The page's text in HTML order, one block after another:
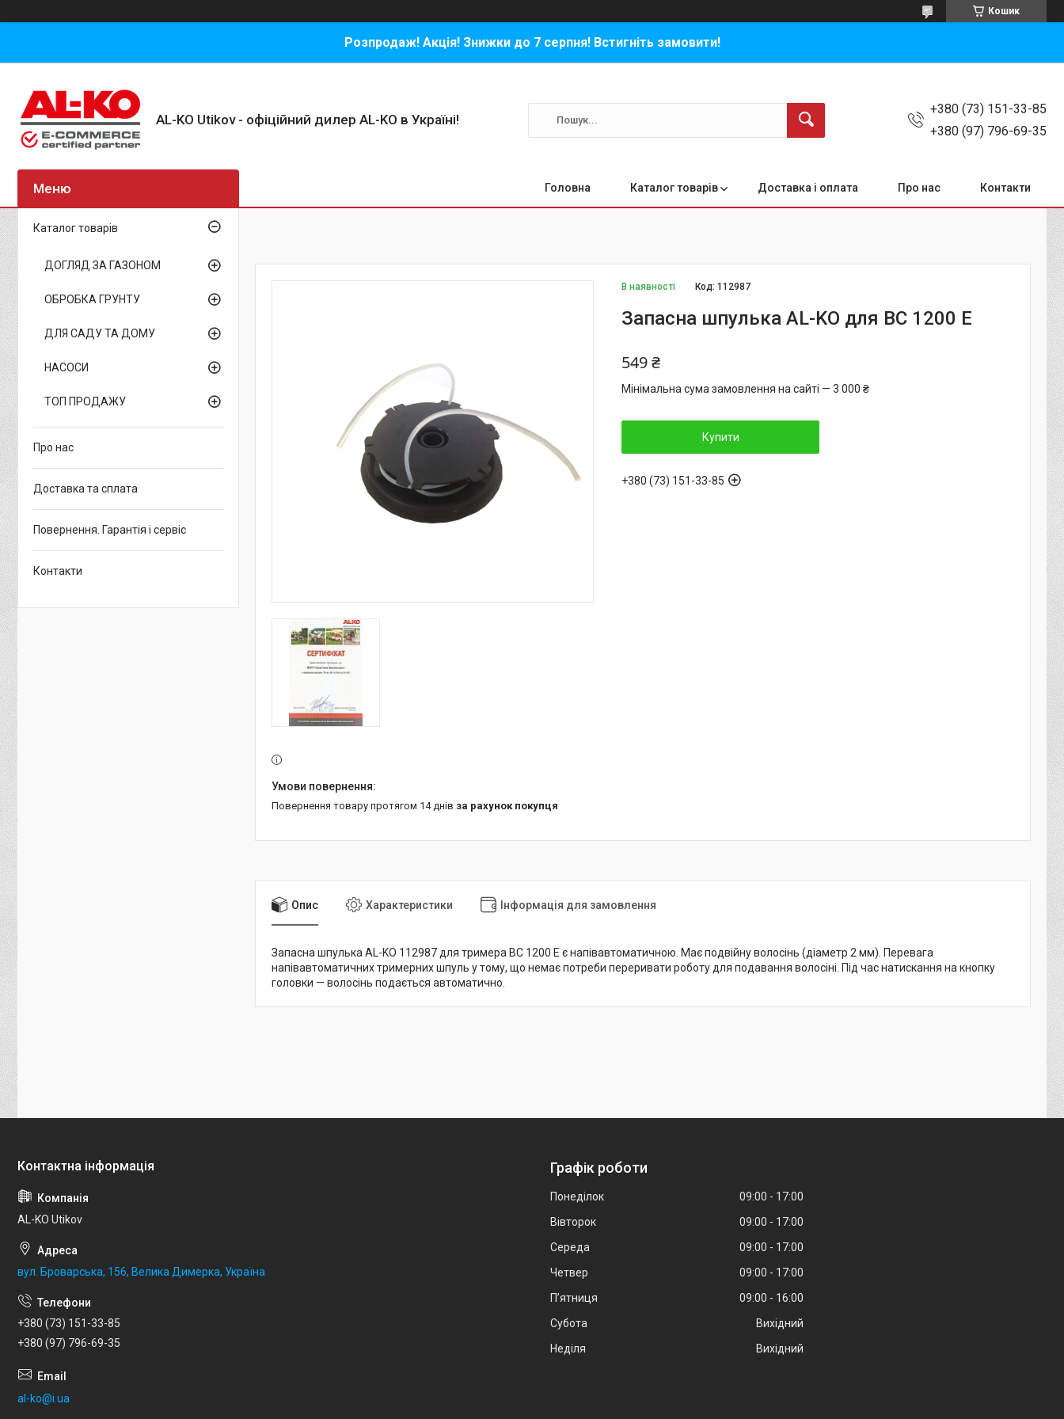
Кошик
Розпродаж! Акція! Знижки до 7 серпня! Встигніть замовити!
AL-KO Utikov - офіційний дилер AL-KO в Україні!
+380 (73) 151-33-85
+380 (97) 796-69-35
Головна Каталог товарів Доставка і оплата Про нас Контакти
В наявності Код:112987
Запасна шпулька AL-KO для BC 1200 E
549 ₴
Мінімальна сума замовлення на сайті — 3 000 ₴
Купити
+380 (73) 151-33-85
повернення товару протягом 14 днів за рахунок покупця
Опис Характеристики Інформація для замовлення
Запасна шпулька AL-KO 112987 для тримера BC 1200 E є напівавтоматичною. Має подвійну волосінь (діаметр 2 мм). Перевага
напівавтоматичних тримерних шпуль у тому, що немає потреби переривати роботу для подавання волосіні. Під час натискання на кнопку
головки — волосінь подається автоматично.
Каталог товарів
ДОГЛЯД ЗА ГАЗОНОМ
ОБРОБКА ГРУНТУ
ДЛЯ САДУ ТА ДОМУ
НАСОСИ
ТОП ПРОДАЖУ
Про нас
Доставка та сплата
Повернення. Гарантія і сервіс
Контакти
AL-KO Utikov
вул. Броварська, 156, Велика Димерка, Україна
+380 (73) 151-33-85
+380 (97) 796-69-35
al-ko@i.ua
Графік роботи
Понеділок 09:00
17:00
Вівторок
09:00
17:00
Середа
09:00
17:00
Четвер
09:00
17:00
Пʼятниця
09:00
16:00
Субота
Вихідний
Неділя
Вихідний